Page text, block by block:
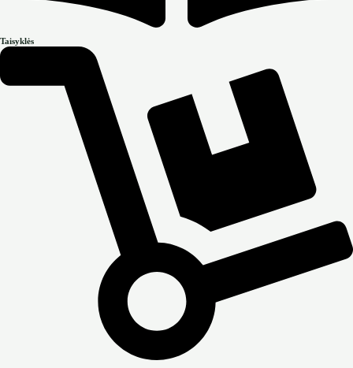
Taisyklės